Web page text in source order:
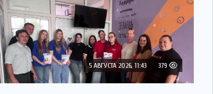
5 АВГУСТА 2026, 11:43 379